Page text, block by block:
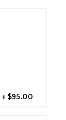
+ $95.00